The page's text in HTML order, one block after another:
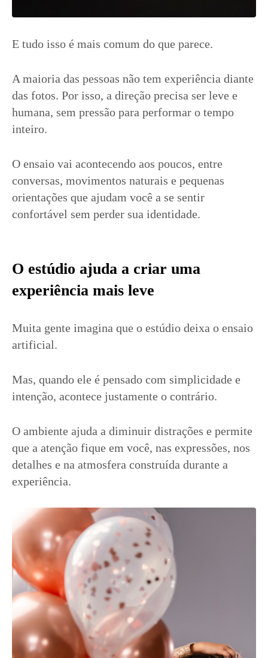
E tudo isso é mais comum do que parece.
A maioria das pessoas não tem experiência diante
das fotos. Por isso, a direção precisa ser leve e
humana, sem pressão para performar o tempo
inteiro.
O ensaio vai acontecendo aos poucos, entre
conversas, movimentos naturais e pequenas
orientações que ajudam você a se sentir
confortável sem perder sua identidade.
O estúdio ajuda a criar uma
experiência mais leve
Muita gente imagina que o estúdio deixa o ensaio
artificial.
Mas, quando ele é pensado com simplicidade e
intenção, acontece justamente o contrário.
O ambiente ajuda a diminuir distrações e permite
que a atenção fique em você, nas expressões, nos
detalhes e na atmosfera construída durante a
experiência.